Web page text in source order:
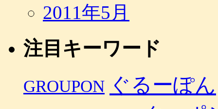
2011年5月
注目キーワード
GROUPON ぐるーぽん